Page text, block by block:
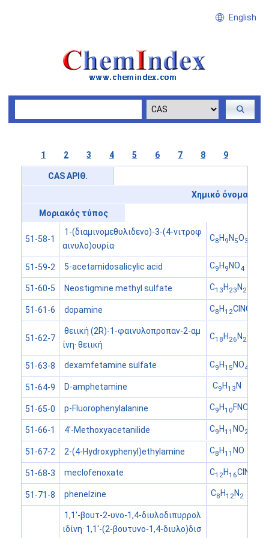
English
1 2 3 4 5 6 7 8 9
CAS ΑΡΙΘ.
Χημικό όνομα
Μοριακός τύπος
51-58-1
1-(διαμινομεθυλιδενο)-3-(4-νιτροφ
αινυλο)ουρία·
C8H 9N 5O3
51-59-2 5-acetamidosalicylic acid C9H 9NO4
51-60-5 Neostigmine methyl sulfate C13H 23N 2O
51-61-6 dopamine C8H12ClNO
51-62-7
θειική (2R)-1-φαινυλοπροπαν-2-αμ
ίνη· θειική
C18H 26N 2O
51-63-8 dexamfetamine sulfate C9H15NO4
51-64-9 D-amphetamine C9H13N
51-65-0 p-Fluorophenylalanine C9H10FNO
51-66-1 4'-Methoxyacetanilide C9H11NO2
51-67-2 2-(4-Hydroxyphenyl)ethylamine C8H11NO
51-68-3 meclofenoxate C12H16ClNO
51-71-8 phenelzine C8 H12N 2
1,1'-βουτ-2-υνο-1,4-διυλοδιπυρρολ
ιδίνη· 1,1'-(2-βουτυνο-1,4-διυλο)δισ